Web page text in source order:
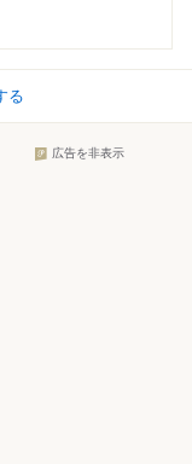
る
広告を非表示